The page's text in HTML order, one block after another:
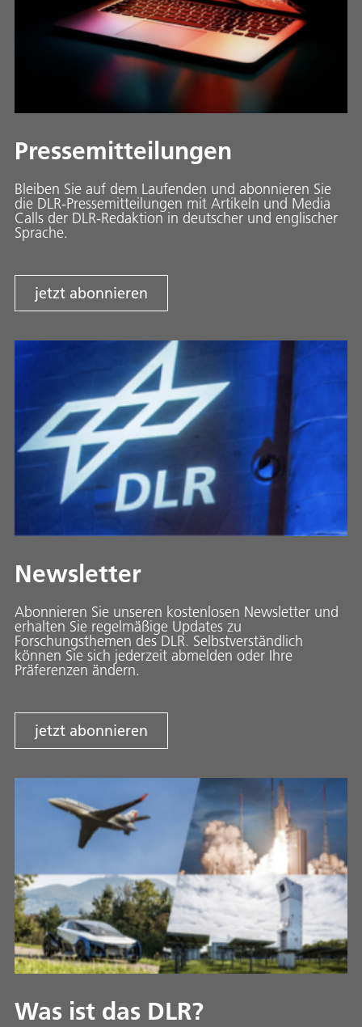
Pressemitteilungen
Bleiben Sie auf dem Laufenden und abonnieren Sie
die DLR-Pressemitteilungen mit Artikeln und Media
Calls der DLR-Redaktion in deutscher und englischer
Sprache.
jetzt abonnieren
Newsletter
Abonnieren Sie unseren kostenlosen Newsletter und
erhalten Sie regelmäßige Updates zu
Forschungsthemen des DLR. Selbstverständlich
können Sie sich jederzeit abmelden oder Ihre
Präferenzen ändern.
jetzt abonnieren
Was ist das DLR?